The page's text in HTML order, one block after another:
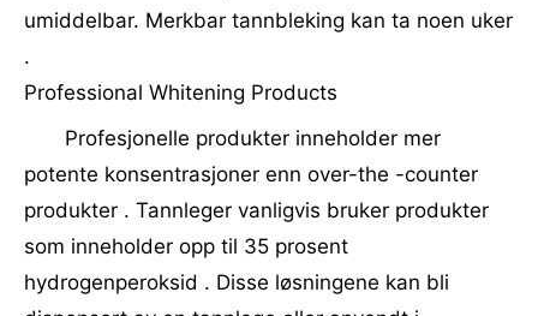
umiddelbar. Merkbar tannbleking kan ta noen uker
.
Professional Whitening Products
Profesjonelle produkter inneholder mer
potente konsentrasjoner enn over-the -counter
produkter . Tannleger vanligvis bruker produkter
som inneholder opp til 35 prosent
hydrogenperoksid . Disse løsningene kan bli